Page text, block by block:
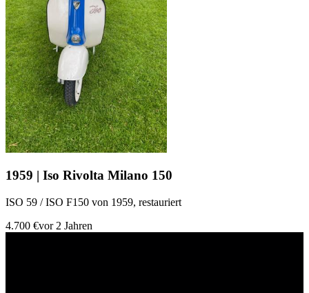
1959 | Iso Rivolta Milano 150
ISO 59 / ISO F150 von 1959, restauriert
4.700 €vor 2 Jahren